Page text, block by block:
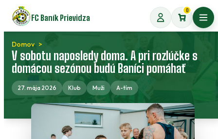
Preskočiť
na
obsah
FC Baník Prievidza
0
Domov
V sobotu naposledy doma. A pri rozlúčke s
domácou sezónou budú Baníci pomáhať
27. mája 2026 Klub Muži A-tím